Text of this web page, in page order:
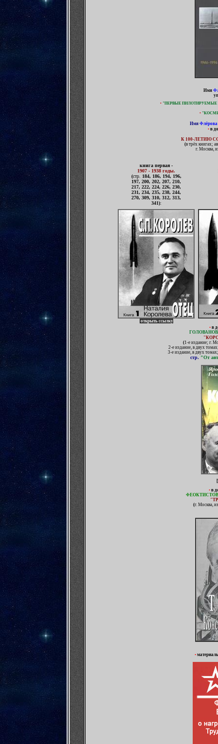
Имя
• "ПЕРВЫЕ
•
Имя Флёрова
• в
К 100-ЛЕТИЮ
(в трёх книгах;
г. Москва,
книга первая -
1907 - 1938 годы.
(стр.
184, 186, 194, 196,
197, 200, 202, 207, 210,
217, 222, 224, 226, 230,
231, 234, 235, 238, 244,
270, 309, 310, 312, 313,
341):
открыть ссылку
• в
(1-е издание; г.
2-е издание, в двух
3-е издание, в двух
стр. "От
• в
(г. Москва,
•